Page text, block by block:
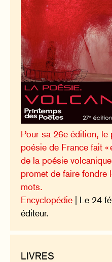
Pour sa 26e édition, le
poésie de France fait «
de la poésie
promet de faire fondre
mots.
Encyclopédie | Le 24
éditeur.
LIVRES